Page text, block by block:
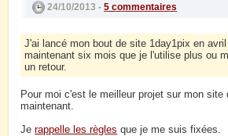
24/10/2013 -5 commentaires
J'ai lancé mon bout de site 1day1pix en
maintenant six mois que je l'utilise plus ou
un retour.
Pour moi c'est le meilleur projet sur mon site
maintenant.
Jerappelle les règles que je me suis fixées.